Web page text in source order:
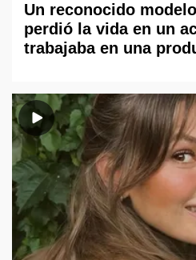
Un reconocido
perdió la vida en un
trabajaba en una